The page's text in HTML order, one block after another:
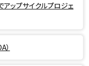
アップサイクルプロジェ
）